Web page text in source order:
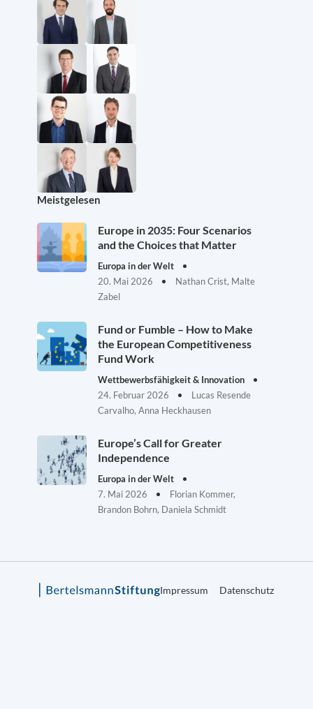
Meistgelesen
Europe in 2035: Four Scenarios
and the Choices that Matter
Europa in der Welt
20. Mai 2026
Nathan Crist, Malte
Zabel
Fund or Fumble – How to Make
the European Competitiveness
Fund Work
Wettbewerbsfähigkeit & Innovation
24. Februar 2026
Lucas Resende
Carvalho, Anna Heckhausen
Europe’s Call for Greater
Independence
Europa in der Welt
7. Mai 2026
Florian Kommer,
Brandon Bohrn, Daniela Schmidt
Impressum Datenschutz